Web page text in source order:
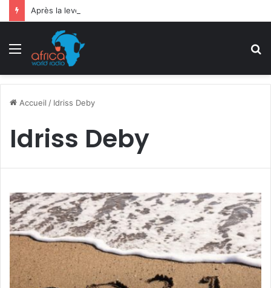
Menu
Accueil / Idriss Deby
Idriss Deby